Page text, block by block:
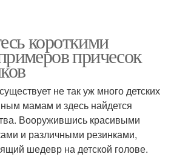
короткими
причесок
не так уж много детских
мамам и здесь найдется
Вооружившись красивыми
и различными резинками,
шедевр на детской голове.